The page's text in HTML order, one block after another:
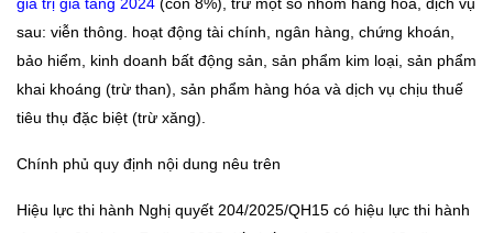
sau: viễn thông. hoạt động tài chính, ngân hàng, chứng khoán,
bảo hiểm, kinh doanh bất động sản, sản phẩm kim loại, sản phẩm
khai khoáng (trừ than), sản phẩm hàng hóa và dịch vụ chịu thuế
tiêu thụ đặc biệt (trừ xăng).
Chính phủ quy định nội dung nêu trên
Hiệu lực thi hành Nghị quyết 204/2025/QH15 có hiệu lực thi hành